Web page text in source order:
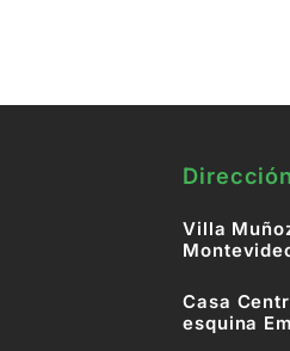
Dirección
Villa
Casa
esquina